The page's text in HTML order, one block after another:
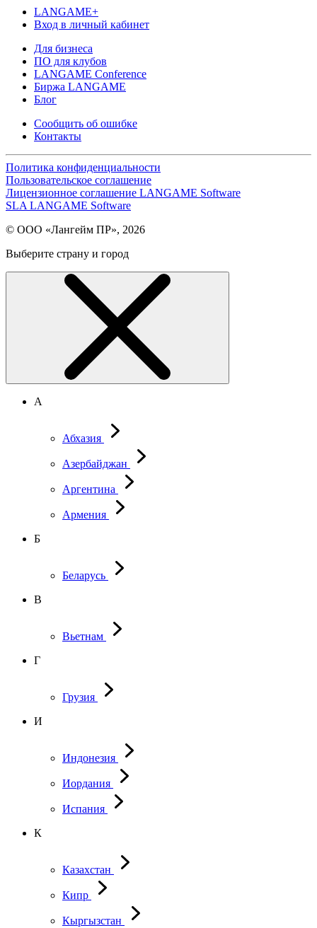
LANGAME+
Вход в личный кабинет
Для бизнеса
ПО для клубов
LANGAME Conference
Биржа LANGAME
Блог
Сообщить об ошибке
Контакты
Политика конфиденциальности
Пользовательское соглашение
Лицензионное соглашение LANGAME Software
SLA LANGAME Software
© ООО «Лангейм ПР», 2026
Выберите страну и город
А
Абхазия
Азербайджан
Аргентина
Армения
Б
Беларусь
В
Вьетнам
Г
Грузия
И
Индонезия
Иордания
Испания
К
Казахстан
Кипр
Кыргызстан